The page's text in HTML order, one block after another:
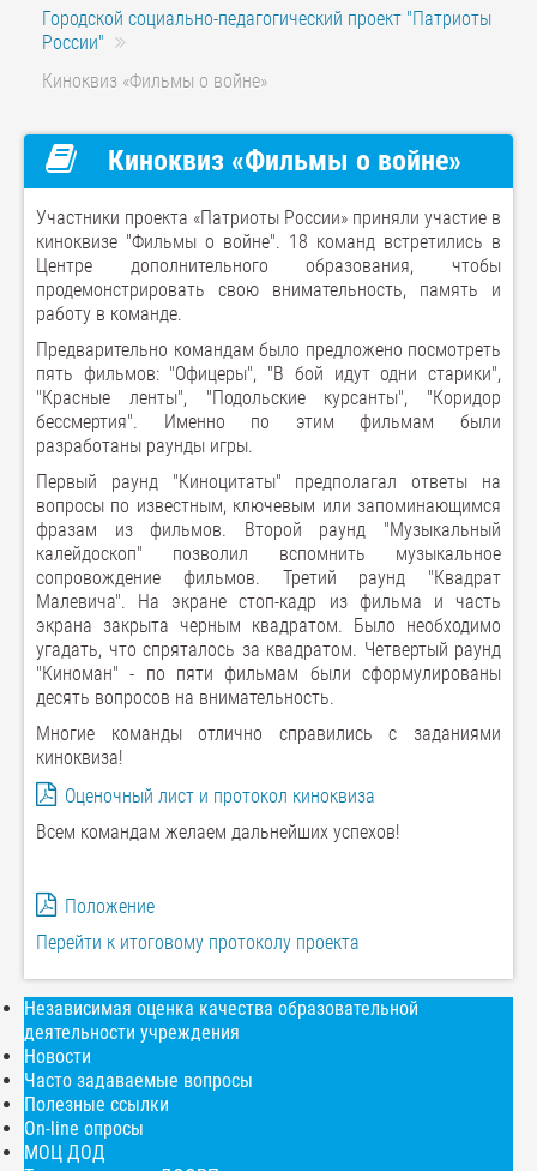
Городской социально-педагогический проект "Патриоты
России"
Киноквиз «Фильмы о войне»
Киноквиз «Фильмы о войне»
Участники проекта «Патриоты России» приняли участие в
киноквизе "Фильмы о войне". 18 команд встретились в
Центре дополнительного образования, чтобы
продемонстрировать свою внимательность, память и
работу в команде.
Предварительно командам было предложено посмотреть
пять фильмов: "Офицеры", "В бой идут одни старики",
"Красные ленты", "Подольские курсанты", "Коридор
бессмертия". Именно по этим фильмам были
разработаны раунды игры.
Первый раунд "Киноцитаты" предполагал ответы на
вопросы по известным, ключевым или запоминающимся
фразам из фильмов. Второй раунд "Музыкальный
калейдоскоп" позволил вспомнить музыкальное
сопровождение фильмов. Третий раунд "Квадрат
Малевича". На экране стоп-кадр из фильма и часть
экрана закрыта черным квадратом. Было необходимо
угадать, что спряталось за квадратом. Четвертый раунд
"Киноман" - по пяти фильмам были сформулированы
десять вопросов на внимательность.
Многие команды отлично справились с заданиями
киноквиза!
Оценочный лист и протокол киноквиза
Всем командам желаем дальнейших успехов!
Положение
Перейти к итоговому протоколу проекта
Независимая оценка качества образовательной
деятельности учреждения
Новости
Часто задаваемые вопросы
Полезные ссылки
On-line опросы
МОЦ ДОД